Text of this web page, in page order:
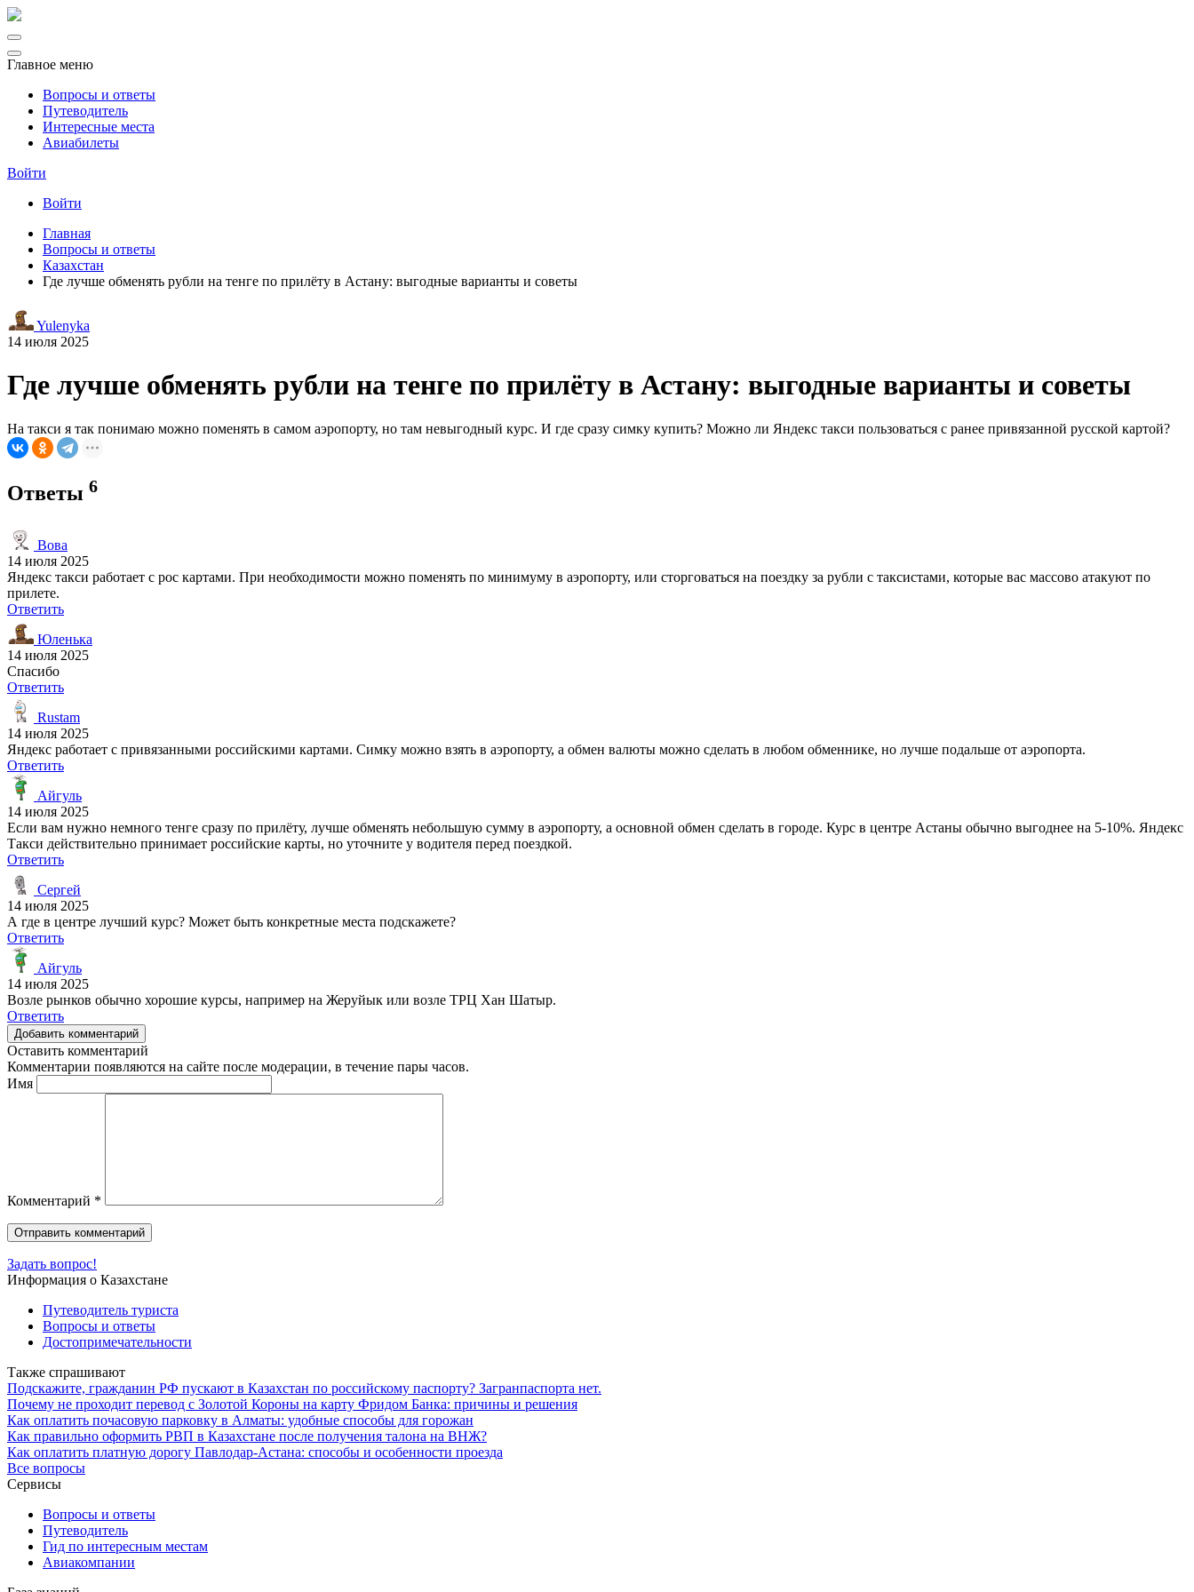
Главное меню
Вопросы и ответы
Путеводитель
Интересные места
Авиабилеты
Войти
Войти
Главная
Вопросы и ответы
Казахстан
Где лучше обменять рубли на тенге по прилёту в Астану: выгодные варианты и советы
Yulenyka
14 июля 2025
Где лучше обменять рубли на тенге по прилёту в Астану: выгодные варианты и советы
На такси я так понимаю можно поменять в самом аэропорту, но там невыгодный курс. И где сразу симку купить? Можно ли Яндекс такси пользоваться с ранее привязанной русской картой?
Ответы 6
Вова
14 июля 2025
Яндекс такси работает с рос картами. При необходимости можно поменять по минимуму в аэропорту, или сторговаться на поездку за рубли с таксистами, которые вас массово атакуют по
прилете.
Ответить
Юленька
14 июля 2025
Спасибо
Ответить
Rustam
14 июля 2025
Яндекс работает с привязанными российскими картами. Симку можно взять в аэропорту, а обмен валюты можно сделать в любом обменнике, но лучше подальше от аэропорта.
Ответить
Айгуль
14 июля 2025
Если вам нужно немного тенге сразу по прилёту, лучше обменять небольшую сумму в аэропорту, а основной обмен сделать в городе. Курс в центре Астаны обычно выгоднее на 5-10%. Яндекс
Такси действительно принимает российские карты, но уточните у водителя перед поездкой.
Ответить
Сергей
14 июля 2025
А где в центре лучший курс? Может быть конкретные места подскажете?
Ответить
Айгуль
14 июля 2025
Возле рынков обычно хорошие курсы, например на Жеруйык или возле ТРЦ Хан Шатыр.
Ответить
Добавить комментарий
Оставить комментарий
Комментарии появляются на сайте после модерации, в течение пары часов.
Имя
Комментарий *
Задать вопрос!
Информация о Казахстане
Путеводитель туриста
Вопросы и ответы
Достопримечательности
Также спрашивают
Подскажите, гражданин РФ пускают в Казахстан по российскому паспорту? Загранпаспорта нет.
Почему не проходит перевод с Золотой Короны на карту Фридом Банка: причины и решения
Как оплатить почасовую парковку в Алматы: удобные способы для горожан
Как правильно оформить РВП в Казахстане после получения талона на ВНЖ?
Как оплатить платную дорогу Павлодар-Астана: способы и особенности проезда
Все вопросы
Сервисы
Вопросы и ответы
Путеводитель
Гид по интересным местам
Авиакомпании